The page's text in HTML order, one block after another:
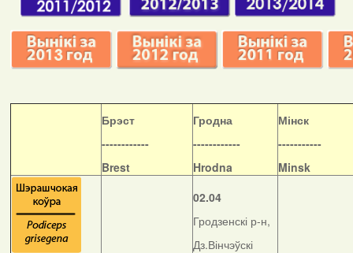
Брэст
------------
Brest
Гродна
------------
Hrodna
Мінск
-----------
Minsk
02.04
Гродзенскі р-н,
Дз.Вінчэўскі